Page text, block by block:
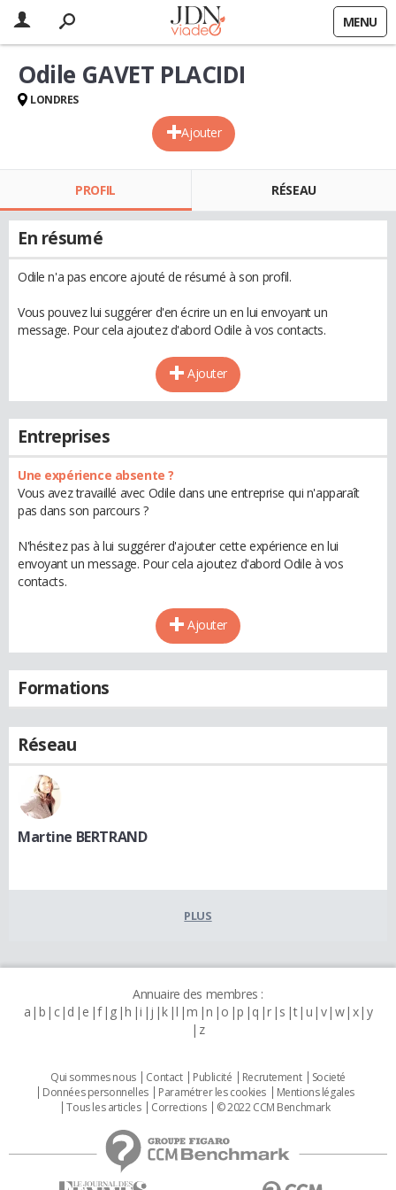
MENU
Ajouter
Odile GAVET PLACIDI
LONDRES
PROFIL RÉSEAU
En résumé
Odile n'a pas encore ajouté de résumé à son profil.
Vous pouvez lui suggérer d'en écrire un en lui envoyant un
message. Pour cela ajoutez d'abord Odile à vos contacts.
Ajouter
Entreprises
Une expérience absente ?
Vous avez travaillé avec Odile dans une entreprise qui n'apparaît
pas dans son parcours ?
N'hésitez pas à lui suggérer d'ajouter cette expérience en lui
envoyant un message. Pour cela ajoutez d'abord Odile à vos
contacts.
Ajouter
Formations
Réseau
Martine BERTRAND
PLUS
Annuaire des membres :
a b c d e f g h i j k l m n o p q r s t u v w x y
z
Qui sommes nous Contact Publicité Recrutement
Societé
Données personnelles
Paramétrer les cookies
Mentions légales
Tous les articles
Corrections © 2022 CCM Benchmark